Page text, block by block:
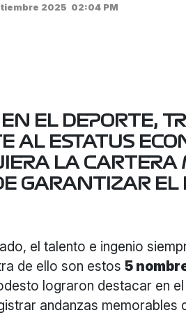
2025 02:04 PM
EL DEPORTE,
AL ESTATUS
LA CARTERA
GARANTIZAR EL
el talento e ingenio
de ello son estos5
lograron destacar en
andanzas memorables